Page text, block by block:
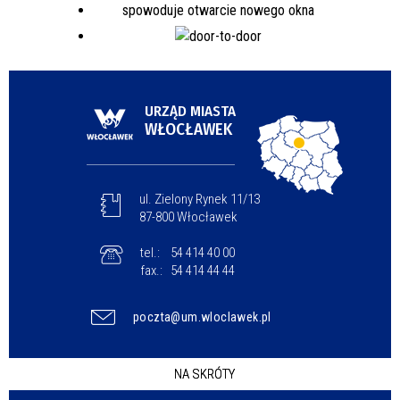
URZĄD MIASTA
WŁOCŁAWEK
ul. Zielony Rynek 11/13
87-800 Włocławek
tel.:
54 414 40 00
fax.:
54 414 44 44
poczta@um.wloclawek.pl
NA SKRÓTY